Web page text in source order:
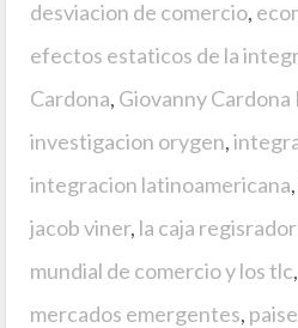
desviacion de comercio,
efectos estaticos de la
Cardona, Giovanny
investigacion orygen,
integracion latinoamericana,
jacob viner, la caja
mundial de comercio y los tlc,
mercados emergentes,